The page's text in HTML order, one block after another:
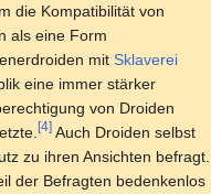
die Kompatibilität von
als eine Form
mit Sklaverei
eine immer stärker
von Droiden
[4] Auch Droiden selbst
zu ihren Ansichten befragt.
der Befragten bedenkenlos